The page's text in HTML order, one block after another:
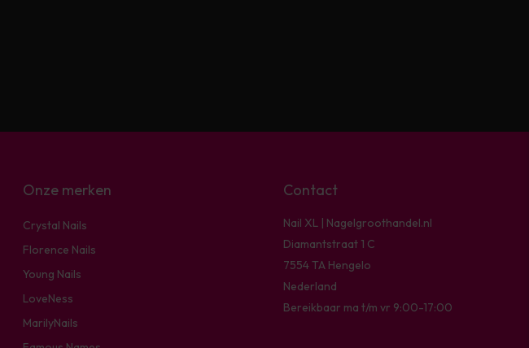
Onze merken
Crystal Nails
Florence Nails
Young Nails
LoveNess
MarilyNails
Contact
Nail XL | Nagelgroothandel.nl
Diamantstraat 1 C
7554 TA Hengelo
Nederland
Bereikbaar ma t/m vr 9:00-17:00